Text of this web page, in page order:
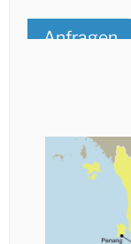
Anfragen